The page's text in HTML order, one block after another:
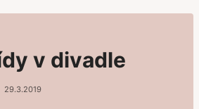
v divadle
29.3.2019